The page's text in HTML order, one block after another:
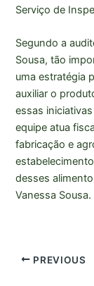
Serviço de
Segundo a
Sousa, tão
uma estratégia
auxiliar o
essas
equipe atua
fabricação e
desses
Vanessa Sousa.
PREVIOUS